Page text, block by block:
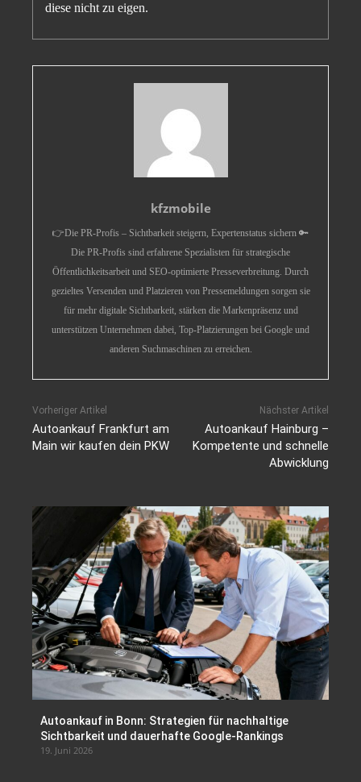
diese nicht zu eigen.
kfzmobile
👉Die PR-Profis – Sichtbarkeit steigern, Expertenstatus sichern 🔑
Die PR-Profis sind erfahrene Spezialisten für strategische
Öffentlichkeitsarbeit und SEO-optimierte Presseverbreitung. Durch
gezieltes Versenden und Platzieren von Pressemeldungen sorgen sie
für mehr digitale Sichtbarkeit, stärken die Markenpräsenz und
unterstützen Unternehmen dabei, Top-Platzierungen bei Google und
anderen Suchmaschinen zu erreichen.
Vorheriger Artikel
Autoankauf Frankfurt am
Main wir kaufen dein PKW
Nächster Artikel
Autoankauf Hainburg –
Kompetente und schnelle
Abwicklung
Autoankauf in Bonn: Strategien für nachhaltige
Sichtbarkeit und dauerhafte Google-Rankings
19. Juni 2026